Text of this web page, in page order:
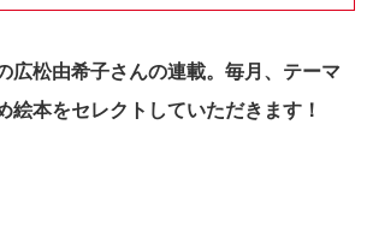
広松由希子さんの連載。毎月、テーマ
絵本をセレクトしていただきます！